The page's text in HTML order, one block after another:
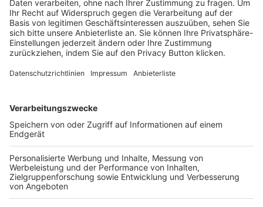
Trainerbörse
Login SpielPlus
FOLGE DEM BFV
TOP-VEREINE
TOP-PARTNER